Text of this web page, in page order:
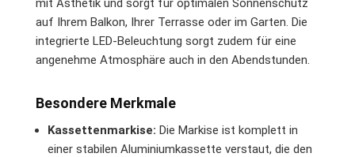
mit Ästhetik und sorgt für optimalen Sonnenschutz
auf Ihrem Balkon, Ihrer Terrasse oder im Garten. Die
integrierte LED-Beleuchtung sorgt zudem für eine
angenehme Atmosphäre auch in den Abendstunden.
Besondere Merkmale
Kassettenmarkise: Die Markise ist komplett in
einer stabilen Aluminiumkassette verstaut, die den